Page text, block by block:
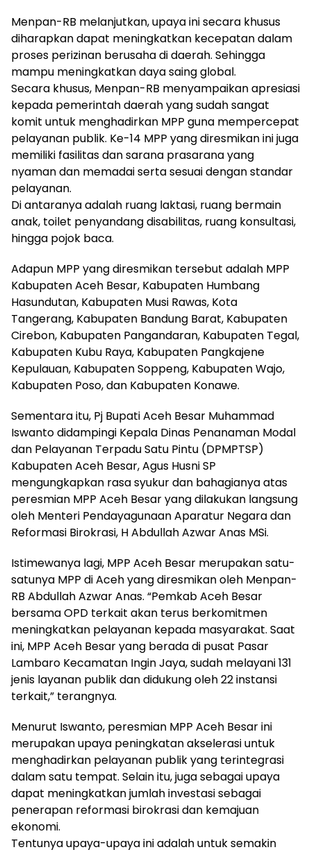
Menpan-RB melanjutkan, upaya ini secara khusus
diharapkan dapat meningkatkan kecepatan dalam
proses perizinan berusaha di daerah. Sehingga
mampu meningkatkan daya saing global.
Secara khusus, Menpan-RB menyampaikan apresiasi
kepada pemerintah daerah yang sudah sangat
komit untuk menghadirkan MPP guna mempercepat
pelayanan publik. Ke-14 MPP yang diresmikan ini juga
memiliki fasilitas dan sarana prasarana yang
nyaman dan memadai serta sesuai dengan standar
pelayanan.
Di antaranya adalah ruang laktasi, ruang bermain
anak, toilet penyandang disabilitas, ruang konsultasi,
hingga pojok baca.
Adapun MPP yang diresmikan tersebut adalah MPP
Kabupaten Aceh Besar, Kabupaten Humbang
Hasundutan, Kabupaten Musi Rawas, Kota
Tangerang, Kabupaten Bandung Barat, Kabupaten
Cirebon, Kabupaten Pangandaran, Kabupaten Tegal,
Kabupaten Kubu Raya, Kabupaten Pangkajene
Kepulauan, Kabupaten Soppeng, Kabupaten Wajo,
Kabupaten Poso, dan Kabupaten Konawe.
Sementara itu, Pj Bupati Aceh Besar Muhammad
Iswanto didampingi Kepala Dinas Penanaman Modal
dan Pelayanan Terpadu Satu Pintu (DPMPTSP)
Kabupaten Aceh Besar, Agus Husni SP
mengungkapkan rasa syukur dan bahagianya atas
peresmian MPP Aceh Besar yang dilakukan langsung
oleh Menteri Pendayagunaan Aparatur Negara dan
Reformasi Birokrasi, H Abdullah Azwar Anas MSi.
Istimewanya lagi, MPP Aceh Besar merupakan satu-
satunya MPP di Aceh yang diresmikan oleh Menpan-
RB Abdullah Azwar Anas. “Pemkab Aceh Besar
bersama OPD terkait akan terus berkomitmen
meningkatkan pelayanan kepada masyarakat. Saat
ini, MPP Aceh Besar yang berada di pusat Pasar
Lambaro Kecamatan Ingin Jaya, sudah melayani 131
jenis layanan publik dan didukung oleh 22 instansi
terkait,” terangnya.
Menurut Iswanto, peresmian MPP Aceh Besar ini
merupakan upaya peningkatan akselerasi untuk
menghadirkan pelayanan publik yang terintegrasi
dalam satu tempat. Selain itu, juga sebagai upaya
dapat meningkatkan jumlah investasi sebagai
penerapan reformasi birokrasi dan kemajuan
ekonomi.
Tentunya upaya-upaya ini adalah untuk semakin